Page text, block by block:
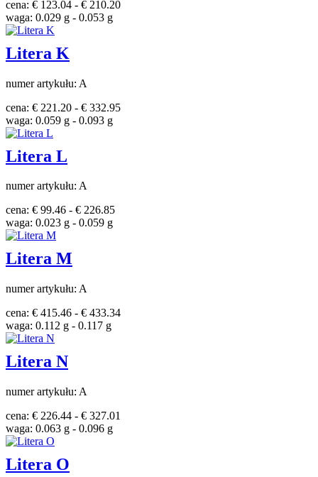
cena: € 123.04 - € 210.20
waga: 0.029 g - 0.053 g
Litera K
numer artykułu: A
cena: € 221.20 - € 332.95
waga: 0.059 g - 0.093 g
Litera L
numer artykułu: A
cena: € 99.46 - € 226.85
waga: 0.023 g - 0.059 g
Litera M
numer artykułu: A
cena: € 415.46 - € 433.34
waga: 0.112 g - 0.117 g
Litera N
numer artykułu: A
cena: € 226.44 - € 327.01
waga: 0.063 g - 0.096 g
Litera O